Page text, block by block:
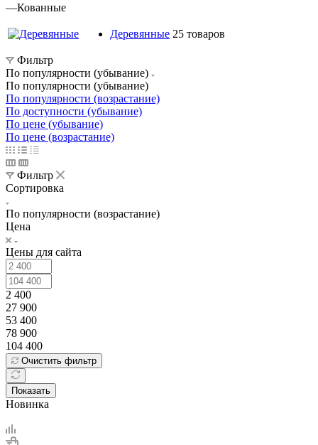
—Кованные
Деревянные 25 товаров
Фильтр
По популярности (убывание)
По популярности (убывание)
По популярности (возрастание)
По доступности (убывание)
По цене (убывание)
По цене (возрастание)
Фильтр
Сортировка
По популярности (возрастание)
Цена
Цены для сайта
2 400
27 900
53 400
78 900
104 400
Очистить фильтр
Показать
Новинка